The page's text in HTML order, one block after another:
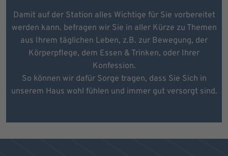
Damit auf der Station alles Wichtige für Sie vorbereitet
werden kann. befragen wir Sie in aller Kürze zu Themen
aus Ihrem täglichen Leben, z.B. zur Bewegung, der
Körperpflege, dem Essen & Trinken, oder Ihrer
Konfession.
So können wir dafür Sorge tragen, dass Sie Sich in
unserem Haus wohl fühlen und immer gut versorgt sind.